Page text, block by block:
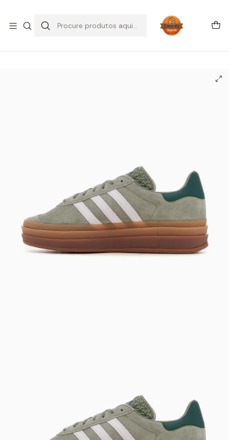
Início CALÇADO Adidas
Gazelle
adidas Gazelle Bold Silver Green Gum (Womens)